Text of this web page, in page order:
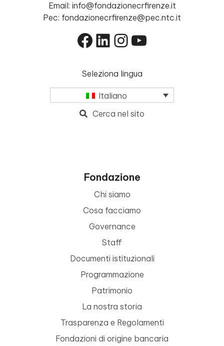
Email: info@fondazionecrfirenze.it
Pec: fondazionecrfirenze@pec.ntc.it
Facebook
LinkedIn
Instagram
YouTube
Seleziona lingua
Italiano
Cerca nel sito
Fondazione
Chi siamo
Cosa facciamo
Governance
Staff
Documenti istituzionali
Programmazione
Patrimonio
La nostra storia
Trasparenza e Regolamenti
Fondazioni di origine bancaria